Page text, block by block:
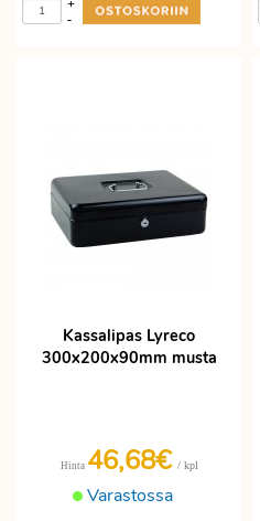
-
+
Kassalipas Lyreco
300x200x90mm musta
Varastossa
Hinta 46,68€ / kpl